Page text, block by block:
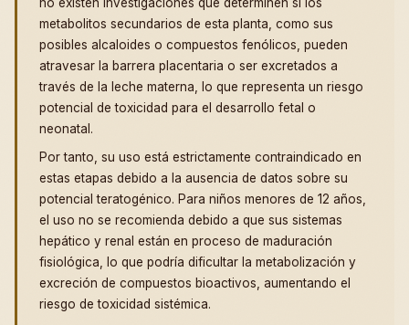
no existen investigaciones que determinen si los
metabolitos secundarios de esta planta, como sus
posibles alcaloides o compuestos fenólicos, pueden
atravesar la barrera placentaria o ser excretados a
través de la leche materna, lo que representa un riesgo
potencial de toxicidad para el desarrollo fetal o
neonatal.
Por tanto, su uso está estrictamente contraindicado en
estas etapas debido a la ausencia de datos sobre su
potencial teratogénico. Para niños menores de 12 años,
el uso no se recomienda debido a que sus sistemas
hepático y renal están en proceso de maduración
fisiológica, lo que podría dificultar la metabolización y
excreción de compuestos bioactivos, aumentando el
riesgo de toxicidad sistémica.